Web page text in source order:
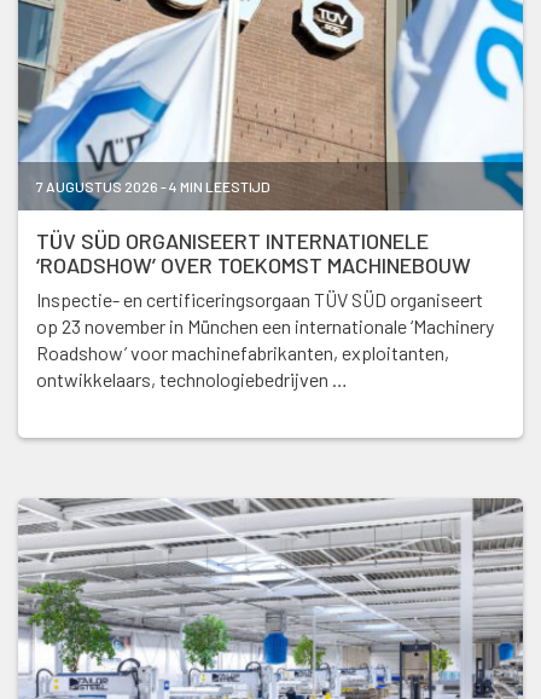
7 AUGUSTUS 2026 - 4 MIN LEESTIJD
TÜV SÜD ORGANISEERT INTERNATIONELE
‘ROADSHOW’ OVER TOEKOMST MACHINEBOUW
Inspectie- en certificeringsorgaan TÜV SÜD organiseert
op 23 november in München een internationale ‘Machinery
Roadshow’ voor machinefabrikanten, exploitanten,
ontwikkelaars, technologiebedrijven …